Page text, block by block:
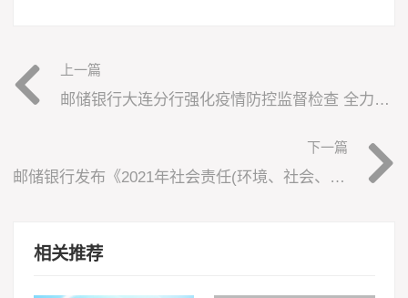
上一篇
邮储银行大连分行强化疫情防控监督检查 全力筑牢疫情安全防线
下一篇
邮储银行发布《2021年社会责任(环境、社会、管治)报告》
相关推荐